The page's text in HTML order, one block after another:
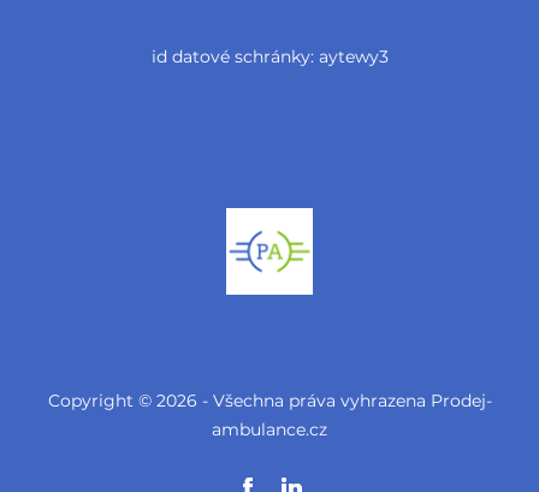
id datové schránky: aytewy3
Copyright © 2026 - Všechna práva vyhrazena Prodej-
ambulance.cz